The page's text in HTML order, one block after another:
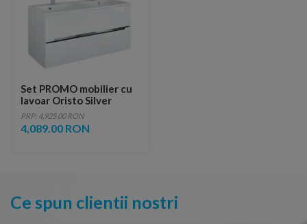
Set PROMO mobilier cu
lavoar Oristo Silver
120x45x55 cm alb lucios
PRP: 4,925.00 RON
4,089.00 RON
Ce spun clientii nostri